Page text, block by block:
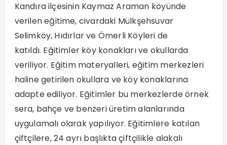
Kandıra ilçesinin Kaymaz Araman köyünde
verilen eğitime, civardaki Mülkşehsuvar
Selimköy, Hıdırlar ve Ömerli Köyleri de
katıldı. Eğitimler köy konakları ve okullarda
veriliyor. Eğitim materyalleri, eğitim merkezleri
haline getirilen okullara ve köy konaklarına
adapte ediliyor. Eğitimler bu merkezlerde örnek
sera, bahçe ve benzeri üretim alanlarında
uygulamalı olarak yapılıyor. Eğitimlere katılan
çiftçilere, 24 ayrı başlıkta çiftçilikle alakalı